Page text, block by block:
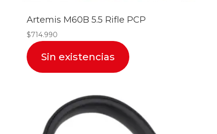
Artemis M60B 5.5 Rifle PCP
$714.990
Sin existencias